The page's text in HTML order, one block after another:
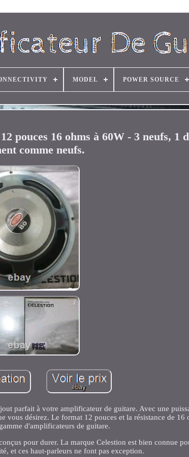
MODEL POWER SOURCE
pouces 16 ohms à 60W - 3 neufs, 1
comme neufs.
parfait à votre amplificateur de guitare. Avec une
vous désirez. Le format 12 pouces et la résistance de 16
d'amplificateurs de guitare.
pour durer. La marque Celestion est bien connue
et ces haut-parleurs ne font pas exception.